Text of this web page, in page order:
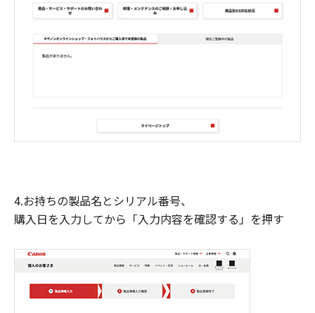
4.お持ちの製品名とシリアル番号、
購入日を入力してから「入力内容を確認する」を押す